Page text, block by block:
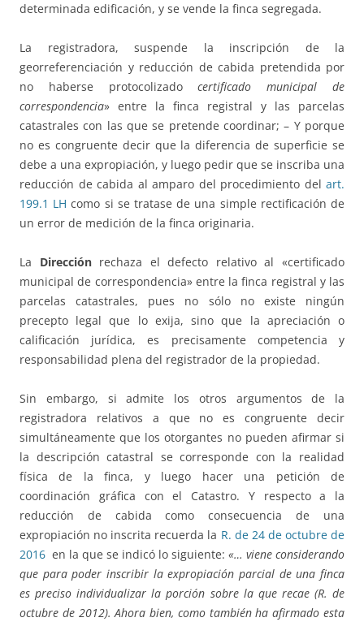
determinada edificación, y se vende la finca segregada.
La registradora, suspende la inscripción de la
georreferenciación y reducción de cabida pretendida por
no haberse protocolizadocertificado municipal de
correspondencia» entre la finca registral y las parcelas
catastrales con las que se pretende coordinar; – Y porque
no es congruente decir que la diferencia de superficie se
debe a una expropiación, y luego pedir que se inscriba una
reducción de cabida al amparo del procedimiento del art.
199.1 LH como si se tratase de una simple rectificación de
un error de medición de la finca originaria.
La Direcciónrechaza el defecto relativo al «certificado
municipal de correspondencia» entre la finca registral y las
parcelas catastrales, pues no sólo no existe ningún
precepto legal que lo exija, sino que la apreciación o
calificación jurídica, es precisamente competencia y
responsabilidad plena del registrador de la propiedad.
Sin embargo, si admite los otros argumentos de la
registradora relativos a que no es congruente decir
simultáneamente que los otorgantes no pueden afirmar si
la descripción catastral se corresponde con la realidad
física de la finca, y luego hacer una petición de
coordinación gráfica con el Catastro. Y respecto a la
reducción de cabida como consecuencia de una
expropiación no inscrita recuerda la R. de 24 de octubre de
2016 en la que se indicó lo siguiente: «… viene considerando
que para poder inscribir la expropiación parcial de una finca
es preciso individualizar la porción sobre la que recae (R. de
octubre de 2012). Ahora bien, como también ha afirmado esta